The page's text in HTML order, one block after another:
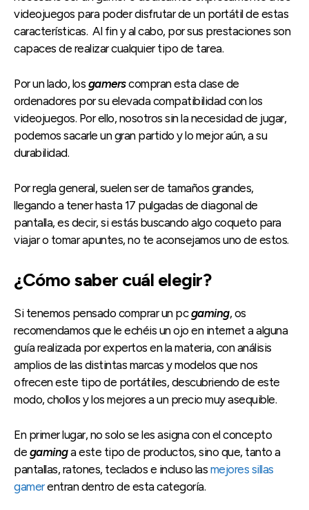
videojuegos para poder disfrutar de un portátil de estas
características. Al fin y al cabo, por sus prestaciones son
capaces de realizar cualquier tipo de tarea.
Por un lado, los gamerscompran esta clase de
ordenadores por su elevada compatibilidad con los
videojuegos. Por ello, nosotros sin la necesidad de jugar,
podemos sacarle un gran partido y lo mejor aún, a su
durabilidad.
Por regla general, suelen ser de tamaños grandes,
llegando a tener hasta 17 pulgadas de diagonal de
pantalla, es decir, si estás buscando algo coqueto para
viajar o tomar apuntes, no te aconsejamos uno de estos.
¿Cómo saber cuál elegir?
Si tenemos pensado comprar un pcgaming, os
recomendamos que le echéis un ojo en internet a alguna
guía realizada por expertos en la materia, con análisis
amplios de las distintas marcas y modelos que nos
ofrecen este tipo de portátiles, descubriendo de este
modo, chollos y los mejores a un precio muy asequible.
En primer lugar, no solo se les asigna con el concepto
de gaminga este tipo de productos, sino que, tanto a
pantallas, ratones, teclados e incluso las mejores sillas
gamerentran dentro de esta categoría.